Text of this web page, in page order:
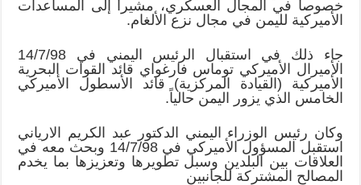
خصوصاً في المجال العسكري، مشيراً إلى المساعدات
الأميركية لليمن في مجال نزع الألغام.
جاء ذلك في استقبال الرئيس اليمني في 14/7/98
الأميرال الأميركي توماس فارغواي قائد القوات البحرية
الأميركية (القيادة المركزية) قائد الأسطول الأميركي
الخامس الذي يزور اليمن حالياً.
وكان رئيس الوزراء اليمني الدكتور عبد الكريم الارياني
استقبل المسؤول الأميركي في 14/7/98 وبحث معه في
العلاقات بين البلدين وسبل تطويرها وتعزيزها بما يخدم
المصالح المشتركة للجانبين